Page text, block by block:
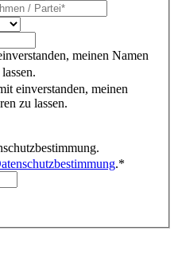
meinen Namen
einverstanden, meinen
zu lassen.
.*